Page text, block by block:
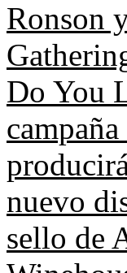
Ronson
Do You
nuevo
sello de